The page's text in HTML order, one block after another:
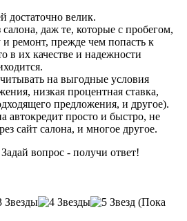
достаточно велик.
даж те, которые с пробегом,
и ремонт, прежде чем попасть к
в их качестве и надежности
на выгодные условия
низкая процентная ставка,
предложения, и другое).
автокредит просто и быстро, не
сайт салона, и многое другое.
вопрос - получи ответ!
(Пока